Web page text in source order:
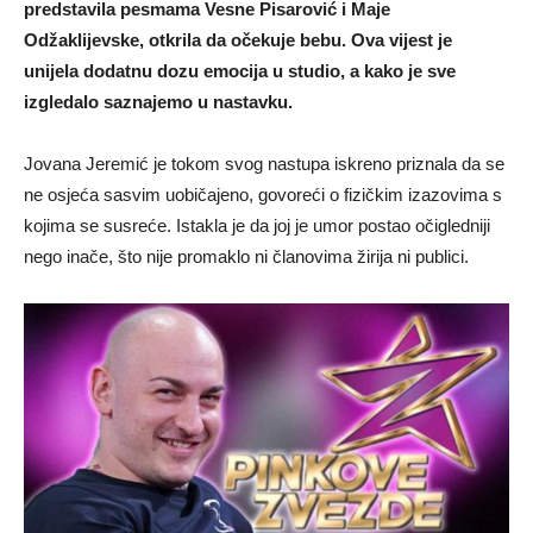
predstavila pesmama Vesne Pisarović i Maje
Odžaklijevske, otkrila da očekuje bebu. Ova vijest je
unijela dodatnu dozu emocija u studio, a kako je sve
izgledalo saznajemo u nastavku.
Jovana Jeremić je tokom svog nastupa iskreno priznala da se
ne osjeća sasvim uobičajeno, govoreći o fizičkim izazovima s
kojima se susreće. Istakla je da joj je umor postao očigledniji
nego inače, što nije promaklo ni članovima žirija ni publici.